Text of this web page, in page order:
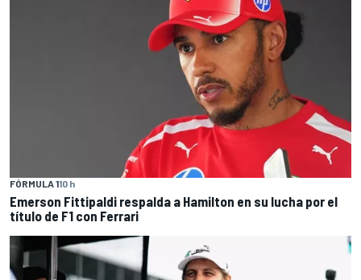
FÓRMULA 110 h
Emerson Fittipaldi respalda a Hamilton en su lucha por el
título de F1 con Ferrari